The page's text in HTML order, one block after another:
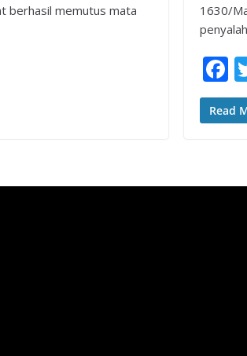
berhasil memutus mata
1630/
F
e
o
Read